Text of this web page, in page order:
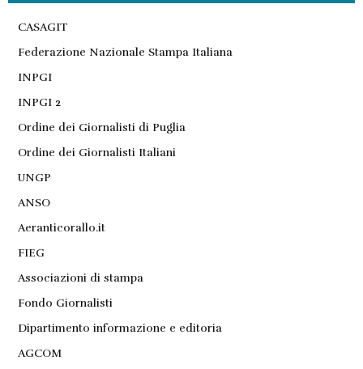
CASAGIT
Federazione Nazionale Stampa Italiana
INPGI
INPGI 2
Ordine dei Giornalisti di Puglia
Ordine dei Giornalisti Italiani
UNGP
ANSO
Aeranticorallo.it
FIEG
Associazioni di stampa
Fondo Giornalisti
Dipartimento informazione e editoria
AGCOM